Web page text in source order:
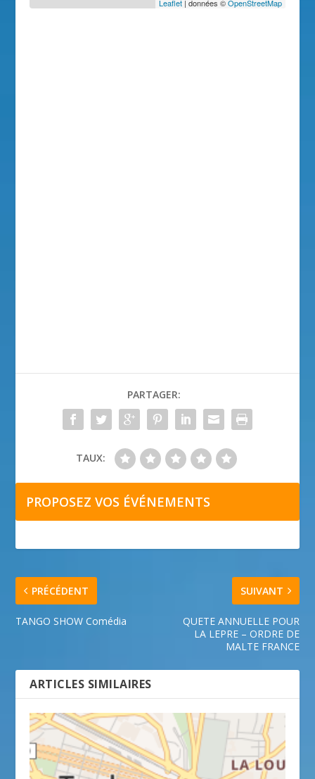
Leaflet| données ©OpenStreetMap
PARTAGER:
TAUX:
PROPOSEZ VOS ÉVÉNEMENTS
PRÉCÉDENT
TANGO SHOW Comédia
SUIVANT
QUETE ANNUELLE POUR
LA LEPRE – ORDRE DE
MALTE FRANCE
ARTICLES SIMILAIRES